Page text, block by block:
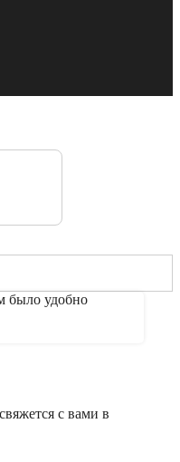
было удобно
с вами в